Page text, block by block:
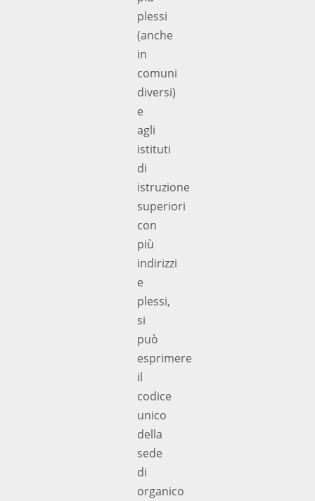
plessi
(anche
in
comuni
diversi)
e
agli
istituti
di
istruzione
superiori
con
più
indirizzi
e
plessi,
si
può
esprimere
il
codice
unico
della
sede
di
organico